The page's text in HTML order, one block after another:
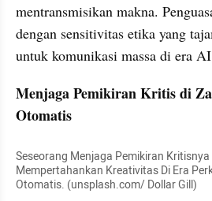
mentransmisikan makna.
dengan sensitivitas etika yang
untuk komunikasi massa di era
Menjaga Pemikiran Kritis di
Otomatis
Seseorang Menjaga Pemikiran
Mempertahankan Kreativitas Di Era
Otomatis. (unsplash.com/ Dollar Gill)